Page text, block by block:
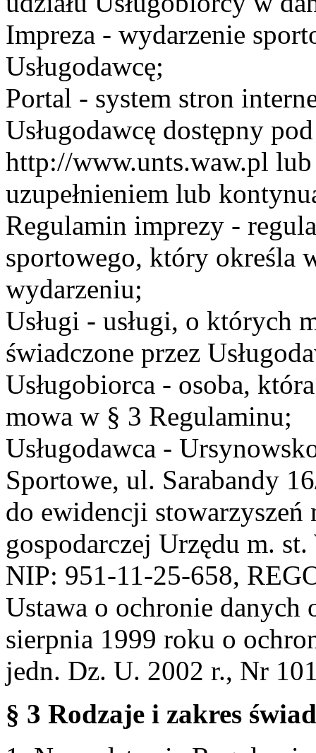
Impreza - wydarzenie
Usługodawcę;
Portal - system stron
Usługodawcę dostępny
http://www.unts.waw.pl lub
uzupełnieniem lub
Regulamin imprezy -
sportowego, który określa
wydarzeniu;
Usługi - usługi, o których
świadczone przez
Usługobiorca - osoba,
mowa w § 3 Regulaminu;
Usługodawca -
Sportowe, ul. Sarabandy
do ewidencji stowarzyszeń
gospodarczej Urzędu m.
NIP: 951-11-25-658,
Ustawa o ochronie danych
sierpnia 1999 roku o
jedn. Dz. U. 2002 r., Nr
§ 3 Rodzaje i zakres